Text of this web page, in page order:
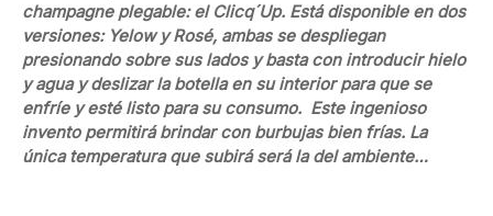
champagne plegable: el Clicq´Up. Está disponible en dos
versiones: Yelow y Rosé, ambas se despliegan
presionando sobre sus lados y basta con introducir hielo
y agua y deslizar la botella en su interior para que se
enfríe y esté listo para su consumo. Este ingenioso
invento permitirá brindar con burbujas bien frías. La
única temperatura que subirá será la del ambiente…